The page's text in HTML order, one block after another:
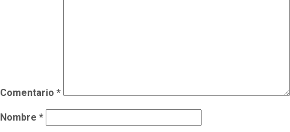
Comentario *
Nombre *